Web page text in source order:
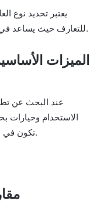
يعتبر تحديد نوع
للتعارف حيث يساعد في تحديد الخيارات المتاحة وضبط التوقعات.
الميزات
عند البحث عن
الاستخدام وخيارات
تكون في الاعتبار لتوفير تجربة تعارف فعالة وممتعة.